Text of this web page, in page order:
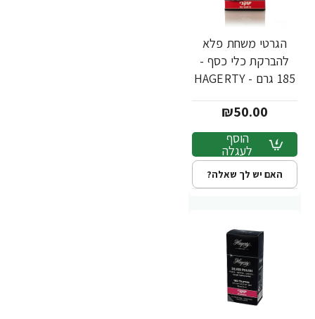
הגרטי משחת פלא
להברקת כלי כסף -
185 גרם - HAGERTY
₪50.00
הוסף
לעגלה
האם יש לך שאלה?